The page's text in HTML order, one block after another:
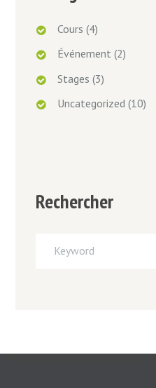
Cours (4)
Événement (2)
Stages (3)
Uncategorized (10)
Rechercher